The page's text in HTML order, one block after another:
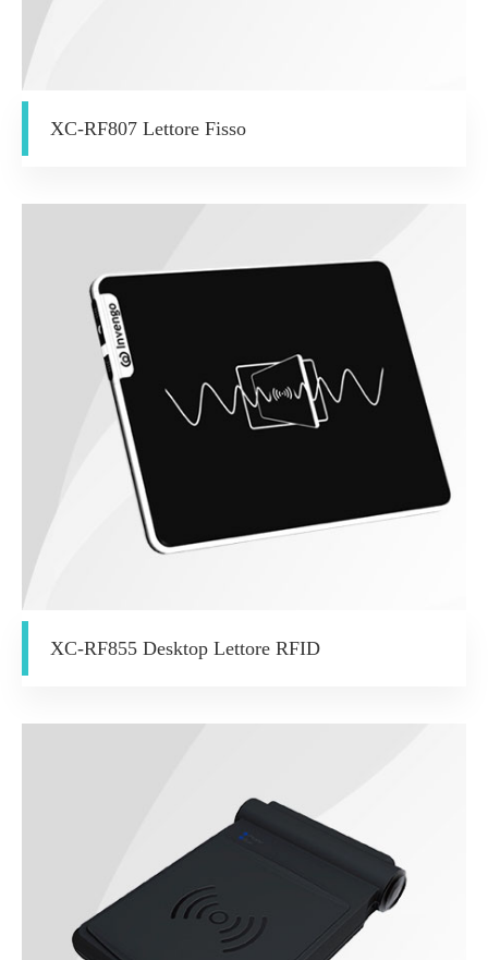
XC-RF807 Lettore Fisso
XC-RF855 Desktop Lettore RFID